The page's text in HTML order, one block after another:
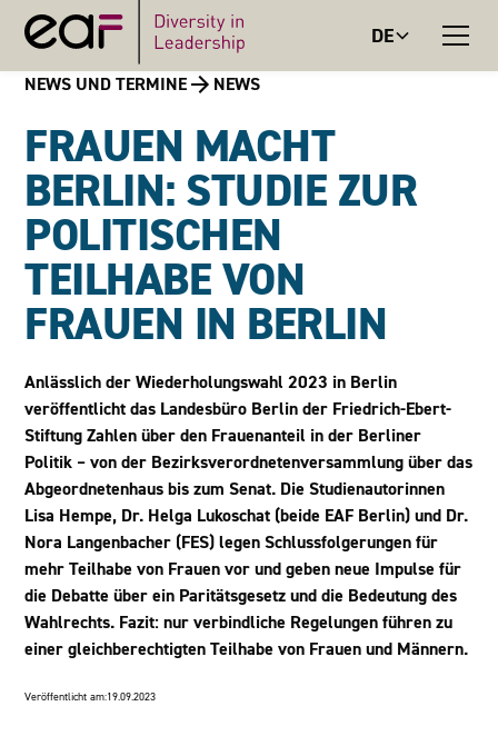
DE
NEWS UND TERMINE NEWS
FRAUEN MACHT
BERLIN: STUDIE ZUR
POLITISCHEN
TEILHABE VON
FRAUEN IN BERLIN
Anlässlich der Wiederholungswahl 2023 in Berlin
veröffentlicht das Landesbüro Berlin der Friedrich-Ebert-
Stiftung Zahlen über den Frauenanteil in der Berliner
Politik – von der Bezirksverordnetenversammlung über das
Abgeordnetenhaus bis zum Senat. Die Studienautorinnen
Lisa Hempe, Dr. Helga Lukoschat (beide EAF Berlin) und Dr.
Nora Langenbacher (FES) legen Schlussfolgerungen für
mehr Teilhabe von Frauen vor und geben neue Impulse für
die Debatte über ein Paritätsgesetz und die Bedeutung des
Wahlrechts. Fazit: nur verbindliche Regelungen führen zu
einer gleichberechtigten Teilhabe von Frauen und Männern.
Veröffentlicht am:19.09.2023